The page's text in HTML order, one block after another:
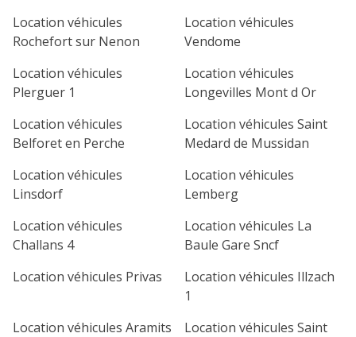
Location véhicules
Rochefort sur Nenon
Location véhicules
Vendome
Location véhicules
Plerguer 1
Location véhicules
Longevilles Mont d Or
Location véhicules
Belforet en Perche
Location véhicules Saint
Medard de Mussidan
Location véhicules
Linsdorf
Location véhicules
Lemberg
Location véhicules
Challans 4
Location véhicules La
Baule Gare Sncf
Location véhicules Privas
Location véhicules Illzach
1
Location véhicules Aramits
Location véhicules Saint